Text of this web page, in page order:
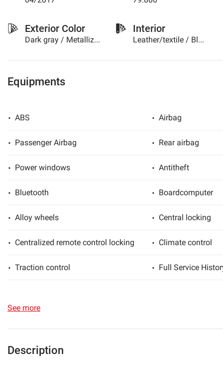
Exterior Color
Dark gray / Metallized
Interior
Leather/textile / Black
Equipments
ABS Airbag
Passenger Airbag Rear airbag
Power windows Antitheft
Bluetooth Boardcomputer
Alloy wheels Central locking
Centralized remote control locking Climate control
Traction control Full Service
See more
Description
to
policy.
can
review
your
at
Needed cookies
User experience improvement cookies